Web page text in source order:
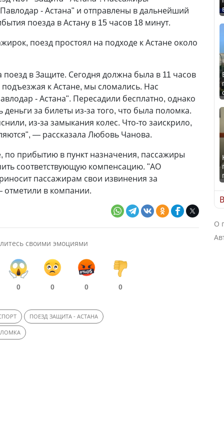
- Астана" и отправлены в дальнейший
поезда в Астану в 15 часов 18 минут.
поезд простоял на подходе к Астане около
поезд в Защите. Сегодня должна была в 11 часов
к Астане, мы сломались. Нас
- Астана". Пересадили бесплатно, однако
за билеты из-за того, что была поломка.
из-за замыкания колес. Что-то заискрило,
— рассказала Любовь Чанова.
по прибытию в пункт назначения, пассажиры
соответствующую компенсацию. "АО
пассажирам свои извинения за
в компании.
своими эмоциями
0 0 0 0
ПОЕЗД ЗАЩИТА - АСТАНА
О